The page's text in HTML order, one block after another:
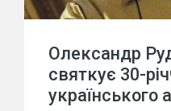
Олександр
святкує 30-
українського